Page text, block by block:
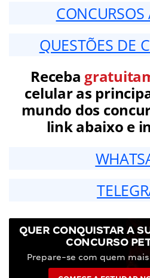
CONCURSOS
QUESTÕES DE
Receba
celular as
mundo dos
link abaixo e
QUER CONQUISTAR A
CONCURSO
Prepare-se com quem